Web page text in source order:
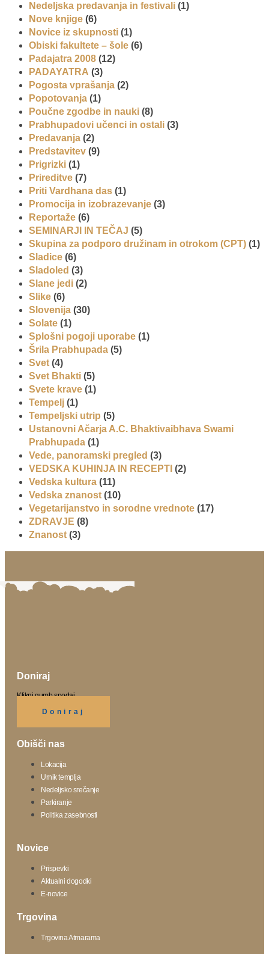
Nedeljska predavanja in festivali (1)
Nove knjige (6)
Novice iz skupnosti (1)
Obiski fakultete – šole (6)
Padajatra 2008 (12)
PADAYATRA (3)
Pogosta vprašanja (2)
Popotovanja (1)
Poučne zgodbe in nauki (8)
Prabhupadovi učenci in ostali (3)
Predavanja (2)
Predstavitev (9)
Prigrizki (1)
Prireditve (7)
Priti Vardhana das (1)
Promocija in izobrazevanje (3)
Reportaže (6)
SEMINARJI IN TEČAJ (5)
Skupina za podporo družinam in otrokom (CPT) (1)
Sladice (6)
Sladoled (3)
Slane jedi (2)
Slike (6)
Slovenija (30)
Solate (1)
Splošni pogoji uporabe (1)
Šrila Prabhupada (5)
Svet (4)
Svet Bhakti (5)
Svete krave (1)
Tempelj (1)
Tempeljski utrip (5)
Ustanovni Ačarja A.C. Bhaktivaibhava Swami
Prabhupada (1)
Vede, panoramski pregled (3)
VEDSKA KUHINJA IN RECEPTI (2)
Vedska kultura (11)
Vedska znanost (10)
Vegetarijanstvo in sorodne vrednote (17)
ZDRAVJE (8)
Znanost (3)
Doniraj
Klikni gumb spodaj.
Doniraj
Obišči nas
Lokacija
Urnik templja
Nedeljsko srečanje
Parkiranje
Politika zasebnosti
Novice
Prispevki
Aktualni dogodki
E-novice
Trgovina
Trgovina Atmarama